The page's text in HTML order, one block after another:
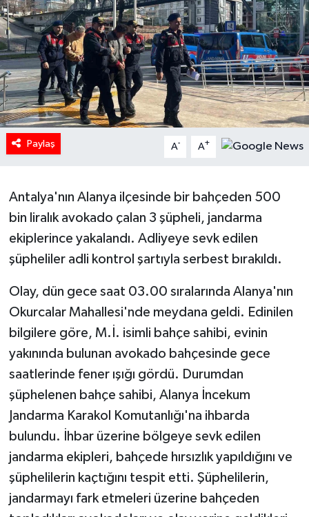
Paylaş A- A+
Antalya'nın Alanya ilçesinde bir bahçeden 500
bin liralık avokado çalan 3 şüpheli, jandarma
ekiplerince yakalandı. Adliyeye sevk edilen
şüpheliler adli kontrol şartıyla serbest bırakıldı.
Olay, dün gece saat 03.00 sıralarında Alanya'nın
Okurcalar Mahallesi'nde meydana geldi. Edinilen
bilgilere göre, M.İ. isimli bahçe sahibi, evinin
yakınında bulunan avokado bahçesinde gece
saatlerinde fener ışığı gördü. Durumdan
şüphelenen bahçe sahibi, Alanya İncekum
Jandarma Karakol Komutanlığı'na ihbarda
bulundu. İhbar üzerine bölgeye sevk edilen
jandarma ekipleri, bahçede hırsızlık yapıldığını ve
şüphelilerin kaçtığını tespit etti. Şüphelilerin,
jandarmayı fark etmeleri üzerine bahçeden
KÜLTÜR SANAT
MAGAZİN
Oyun
POLİTİKA
SAĞLIK
Spor
Teknoloji
Türkiye
Yerel
İletişim